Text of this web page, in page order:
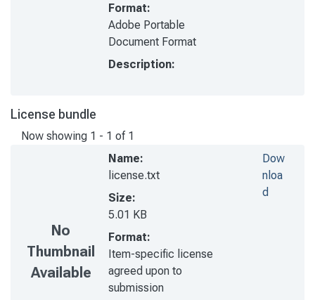
Format:
Adobe Portable
Document Format
Description:
License bundle
Now showing 1 - 1 of 1
No
Thumbnail
Available
Name:
license.txt
Size:
5.01 KB
Format:
Item-specific license
agreed upon to
submission
Dow
nloa
d